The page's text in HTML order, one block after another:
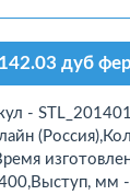
дуб
-
мм